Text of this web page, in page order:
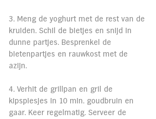
3. Meng de yoghurt met de rest van de
kruiden. Schil de bietjes en snijd in
dunne partjes. Besprenkel de
bietenpartjes en rauwkost met de
azijn.
4. Verhit de grillpan en gril de
kipspiesjes in 10 min. goudbruin en
gaar. Keer regelmatig. Serveer de